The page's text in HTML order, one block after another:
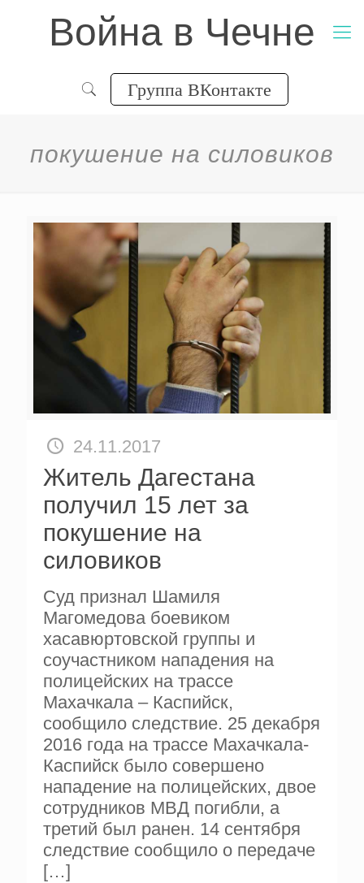
Война в Чечне
Группа ВКонтакте
покушение на силовиков
24.11.2017
Житель Дагестана
получил 15 лет за
покушение на
силовиков
Суд признал Шамиля
Магомедова боевиком
хасавюртовской группы и
соучастником нападения на
полицейских на трассе
Махачкала – Каспийск,
сообщило следствие. 25 декабря
2016 года на трассе Махачкала-
Каспийск было совершено
нападение на полицейских, двое
сотрудников МВД погибли, а
третий был ранен. 14 сентября
следствие сообщило о передаче
[…]